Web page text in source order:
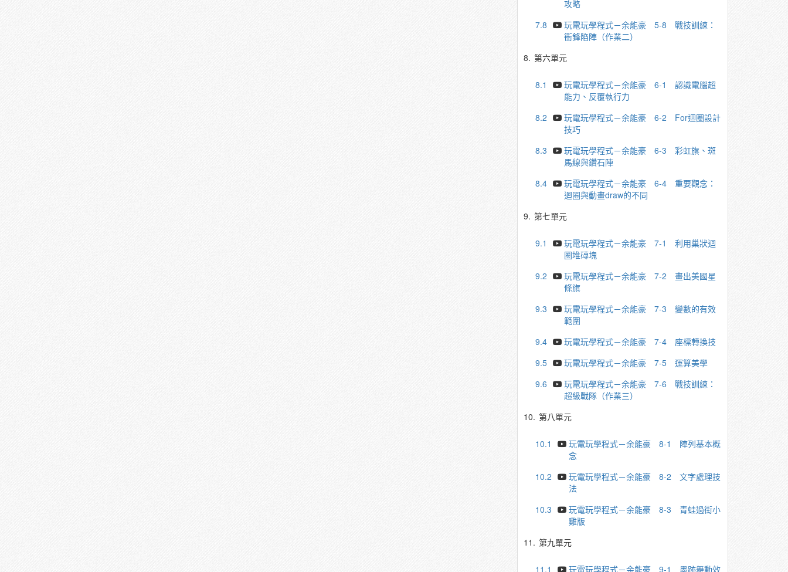
攻略
7.8
玩電玩學程式－余能豪 5-8 戰技訓練：
衝鋒陷陣（作業二）
8. 第六單元
8.1
玩電玩學程式－余能豪 6-1 認識電腦超
能力、反覆執行力
8.2
玩電玩學程式－余能豪 6-2 For迴圈設計
技巧
8.3
玩電玩學程式－余能豪 6-3 彩虹旗、斑
馬線與鑽石陣
8.4
玩電玩學程式－余能豪 6-4 重要觀念：
迴圈與動畫draw的不同
9. 第七單元
9.1
玩電玩學程式－余能豪 7-1 利用巢狀迴
圈堆磚塊
9.2
玩電玩學程式－余能豪 7-2 畫出美國星
條旗
9.3
玩電玩學程式－余能豪 7-3 變數的有效
範圍
9.4
玩電玩學程式－余能豪 7-4 座標轉換技
9.5
玩電玩學程式－余能豪 7-5 運算美學
9.6
玩電玩學程式－余能豪 7-6 戰技訓練：
超級戰隊（作業三）
10. 第八單元
10.1
玩電玩學程式－余能豪 8-1 陣列基本概
念
10.2
玩電玩學程式－余能豪 8-2 文字處理技
法
10.3
玩電玩學程式－余能豪 8-3 青蛙過街小
雞版
11. 第九單元
11.1 玩電玩學程式－余能豪 9-1 墨跡舞動效